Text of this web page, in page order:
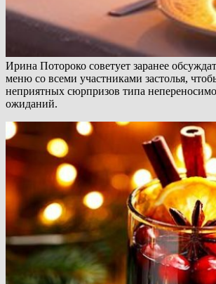
Ирина Потороко советует заранее
меню со всеми участниками застолья,
неприятных сюрпризов типа
ожиданий.